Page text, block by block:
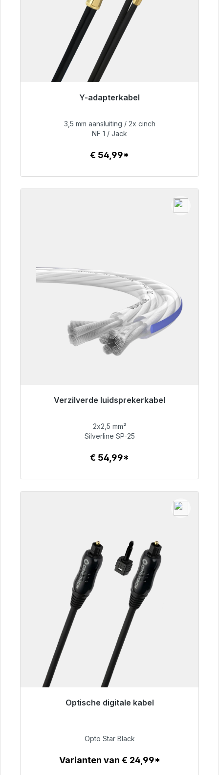
Y-adapterkabel
Klaar voor onmiddellijke verzending, levertijd
€ 54,99
3,5 mm aansluiting / 2x cinch
NF 1 / Jack
€ 54,99*
Verzilverde luidsprekerkabel
Klaar voor onmiddellijke verzending, levertijd
€ 54,99
2x2,5 mm²
Silverline SP-25
€ 54,99*
Optische digitale kabel
Klaar voor onmiddellijke verzending, levertijd
€ 93,00
Opto Star Black
Varianten van € 24,99*